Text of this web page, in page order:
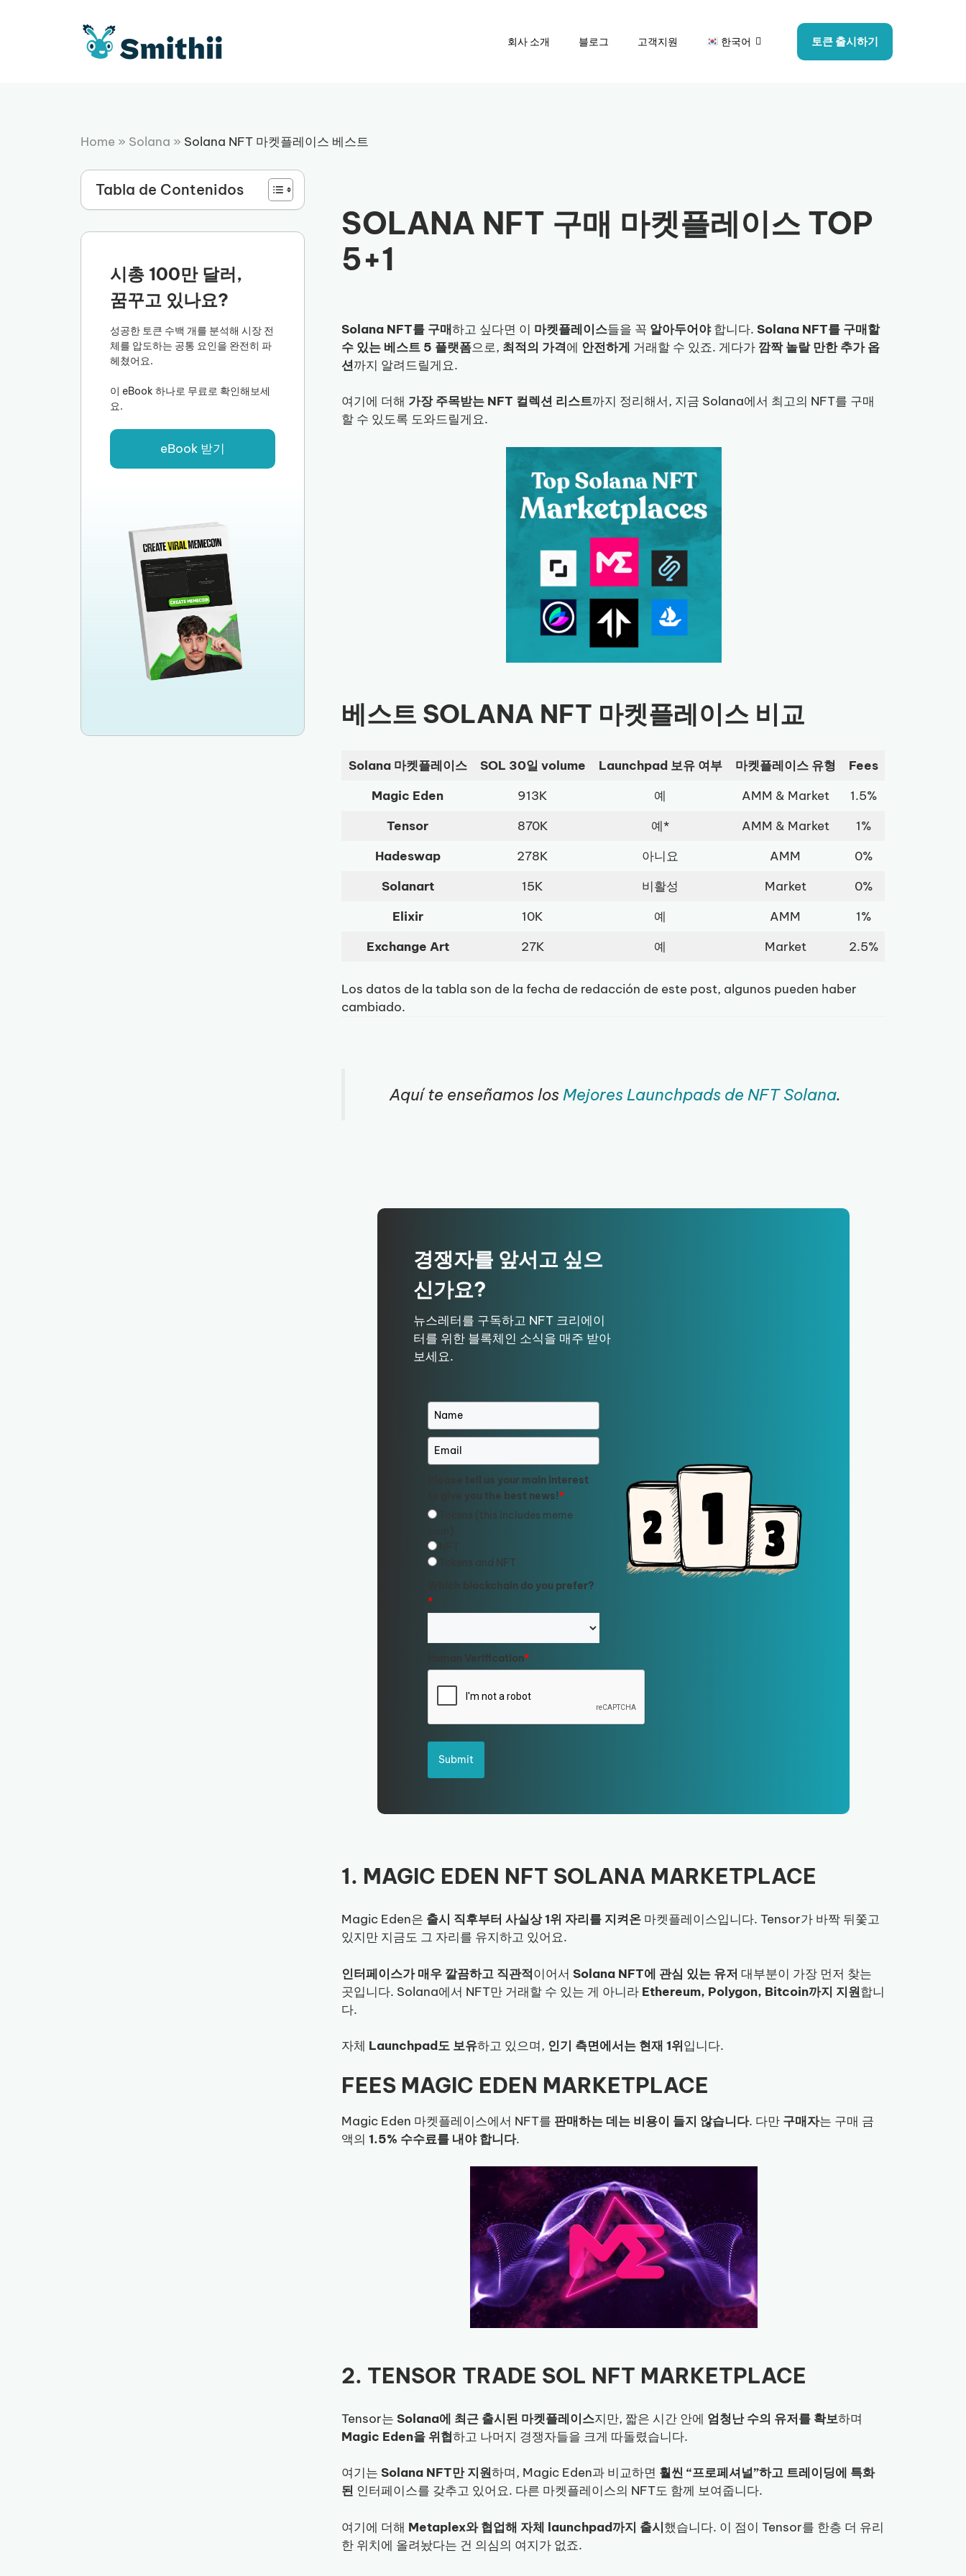
회사 소개 블로그 고객지원 한국어 토큰 출시하기
Home » Solana » Solana NFT 마켓플레이스 베스트
Tabla de Contenidos
시총 100만 달러,
꿈꾸고 있나요?
성공한 토큰 수백 개를 분석해 시장 전
체를 압도하는 공통 요인을 완전히 파
헤쳤어요.
이 eBook 하나로 무료로 확인해보세
요.
eBook 받기
SOLANA NFT 구매 마켓플레이스 TOP
5+1
Solana NFT를 구매하고 싶다면 이 마켓플레이스들을 꼭 알아두어야합니다. Solana NFT를 구매할
수 있는 베스트 5 플랫폼으로, 최적의 가격에 안전하게 거래할 수 있죠. 게다가 깜짝 놀랄 만한 추가 옵
션까지 알려드릴게요.
여기에 더해 가장 주목받는 NFT 컬렉션 리스트까지 정리해서, 지금 Solana에서 최고의 NFT를 구매
할 수 있도록 도와드릴게요.
베스트 SOLANA NFT 마켓플레이스 비교
Solana 마켓플레이스 SOL 30일 volume Launchpad 보유 여부 마켓플레이스 유형
Fees
Magic Eden
913K 예 AMM & Market
1.5%
Tensor
870K 예* AMM & Market
1%
Hadeswap
278K 아니요 AMM
0%
Solanart
15K 비활성 Market
0%
Elixir
10K 예 AMM
1%
Exchange Art
27K 예 Market 2.5%
Los datos de la tabla son de la fecha de redacción de este post, algunos pueden haber
cambiado.
Aquí te enseñamos losMejores Launchpads de NFT Solana.
경쟁자를 앞서고 싶으
신가요?
뉴스레터를 구독하고 NFT 크리에이
터를 위한 블록체인 소식을 매주 받아
보세요.
Please tell us your main interest
to give you the best news!*
Tokens (this includes meme
Tokens and NFT
Which blockchain do you prefer?
*
Human Verification*
Submit
1. MAGIC EDEN NFT SOLANA MARKETPLACE
Magic Eden은 출시 직후부터 사실상 1위 자리를 지켜온 마켓플레이스입니다. Tensor가 바짝 뒤쫓고
있지만 지금도 그 자리를 유지하고 있어요.
인터페이스가 매우 깔끔하고 직관적이어서 Solana NFT에 관심 있는 유저 대부분이 가장 먼저 찾는
곳입니다. Solana에서 NFT만 거래할 수 있는 게 아니라 Ethereum, Polygon, Bitcoin까지 지원합니
다.
자체 Launchpad도 보유하고 있으며, 인기 측면에서는 현재 1위입니다.
FEES MAGIC EDEN MARKETPLACE
Magic Eden 마켓플레이스에서 NFT를 판매하는 데는 비용이 들지 않습니다. 다만 구매자는 구매 금
액의 1.5% 수수료를 내야 합니다.
2. TENSOR TRADE SOL NFT MARKETPLACE
Tensor는 Solana에 최근 출시된 마켓플레이스지만, 짧은 시간 안에 엄청난 수의 유저를 확보하며
Magic Eden을 위협하고 나머지 경쟁자들을 크게 따돌렸습니다.
여기는 Solana NFT만 지원하며, Magic Eden과 비교하면 훨씬 “프로페셔널”하고 트레이딩에 특화
된 인터페이스를 갖추고 있어요. 다른 마켓플레이스의 NFT도 함께 보여줍니다.
여기에 더해 Metaplex와 협업해 자체 launchpad까지 출시했습니다. 이 점이 Tensor를 한층 더 유리
한 위치에 올려놨다는 건 의심의 여지가 없죠.